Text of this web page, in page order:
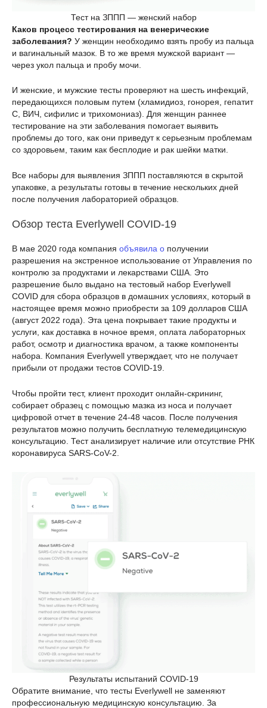
Тест на ЗППП — женский набор
Каков процесс тестирования на венерические
заболевания? У женщин необходимо взять пробу из пальца
и вагинальный мазок. В то же время мужской вариант —
через укол пальца и пробу мочи.
И женские, и мужские тесты проверяют на шесть инфекций,
передающихся половым путем (хламидиоз, гонорея, гепатит
С, ВИЧ, сифилис и трихомониаз). Для женщин раннее
тестирование на эти заболевания помогает выявить
проблемы до того, как они приведут к серьезным проблемам
со здоровьем, таким как бесплодие и рак шейки матки.
Все наборы для выявления ЗППП поставляются в скрытой
упаковке, а результаты готовы в течение нескольких дней
после получения лабораторией образцов.
Обзор теста Everlywell COVID-19
В мае 2020 года компания объявила о получении
разрешения на экстренное использование от Управления по
контролю за продуктами и лекарствами США. Это
разрешение было выдано на тестовый набор Everlywell
COVID для сбора образцов в домашних условиях, который в
настоящее время можно приобрести за 109 долларов США
(август 2022 года). Эта цена покрывает такие продукты и
услуги, как доставка в ночное время, оплата лабораторных
работ, осмотр и диагностика врачом, а также компоненты
набора. Компания Everlywell утверждает, что не получает
прибыли от продажи тестов COVID-19.
Чтобы пройти тест, клиент проходит онлайн-скрининг,
собирает образец с помощью мазка из носа и получает
цифровой отчет в течение 24-48 часов. После получения
результатов можно получить бесплатную телемедицинскую
консультацию. Тест анализирует наличие или отсутствие РНК
коронавируса SARS-CoV-2.
Результаты испытаний COVID-19
Обратите внимание, что тесты Everlywell не заменяют
профессиональную медицинскую консультацию. За